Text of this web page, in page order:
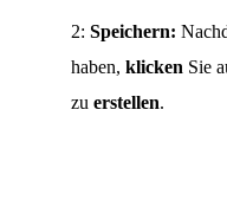
2: Speichern:
haben, klicken Sie
zu erstellen.